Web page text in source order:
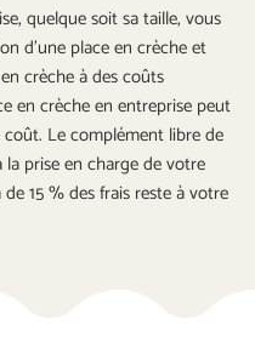
quelque soit sa taille, vous
d’une place en crèche et
crèche à des coûts
en crèche en entreprise peut
Le complément libre de
prise en charge de votre
de15 %des frais reste à votre